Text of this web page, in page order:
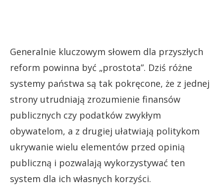
Generalnie kluczowym słowem dla przyszłych
reform powinna być „prostota”. Dziś różne
systemy państwa są tak pokręcone, że z jednej
strony utrudniają zrozumienie finansów
publicznych czy podatków zwykłym
obywatelom, a z drugiej ułatwiają politykom
ukrywanie wielu elementów przed opinią
publiczną i pozwalają wykorzystywać ten
system dla ich własnych korzyści.